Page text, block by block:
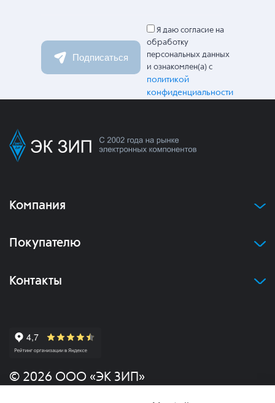
Подписаться
Я даю согласие на
обработку
персональных данных
и ознакомлен(а) с
политикой
конфиденциальности
Компания
Покупателю
Контакты
© 2026 ООО «ЭК ЗИП»